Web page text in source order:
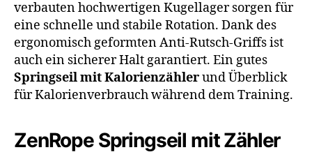
verbauten hochwertigen Kugellager sorgen für
eine schnelle und stabile Rotation. Dank des
ergonomisch geformten Anti-Rutsch-Griffs ist
auch ein sicherer Halt garantiert. Ein gutes
Springseil mit Kalorienzählerund Überblick
für Kalorienverbrauch während dem Training.
ZenRope Springseil mit Zähler